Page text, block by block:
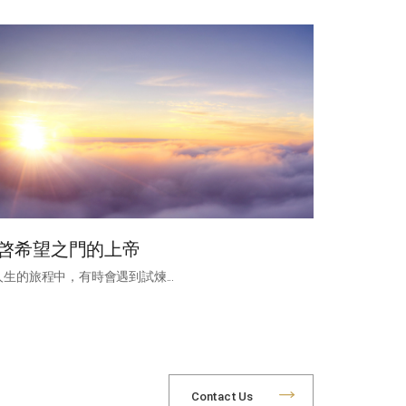
希望之門的上帝
生的旅程中，有時會遇到試煉...
Contact Us